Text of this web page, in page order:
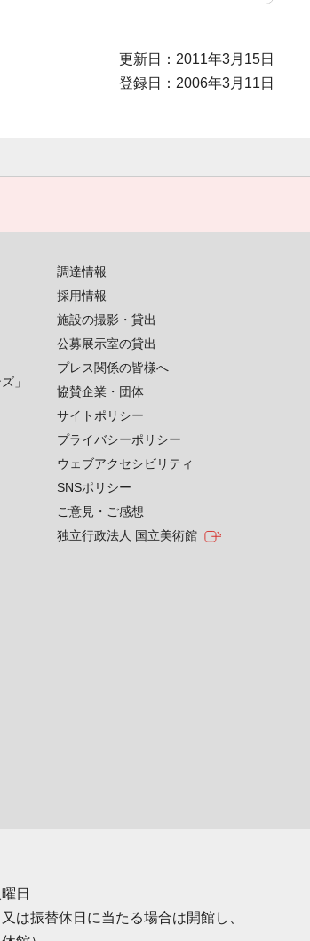
更新日：2011年3月15日
登録日：2006年3月11日
」
調達情報
採用情報
施設の撮影・貸出
公募展示室の貸出
プレス関係の皆様へ
協賛企業・団体
サイトポリシー
プライバシーポリシー
ウェブアクセシビリティ
SNSポリシー
ご意見・ご感想
独立行政法人 国立美術館
日
又は振替休日に当たる場合は開館し、